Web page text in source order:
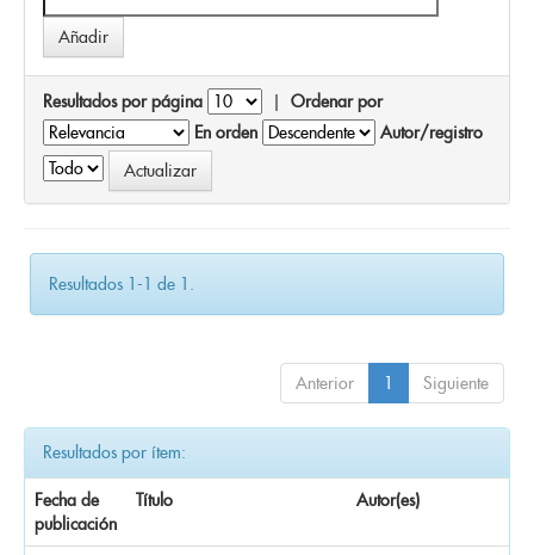
Resultados por página | Ordenar por
En orden
Autor/registro
Resultados 1-1 de 1.
Anterior 1 Siguiente
Resultados por ítem:
Fecha de
publicación
Título Autor(es)